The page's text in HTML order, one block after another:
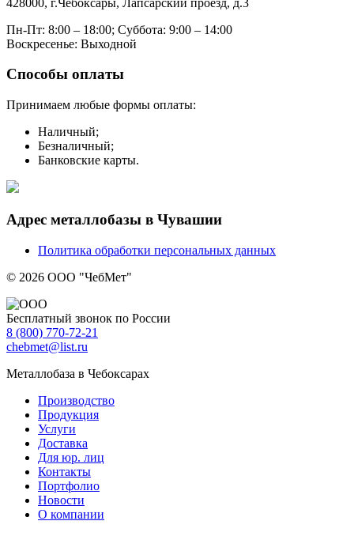
Пн-Пт: 8:00 – 18:00; Суббота: 9:00 – 14:00
Воскресенье: Выходной
Способы оплаты
Принимаем любые формы оплаты:
Наличный;
Безналичный;
Банковские карты.
Адрес металлобазы в Чувашии
Политика обработки персональных данных
© 2026 ООО "ЧебМет"
Бесплатный звонок по России
8 (800) 770-72-21
chebmet@list.ru
Металлобаза в Чебоксарах
Производство
Продукция
Услуги
Доставка
Для юр. лиц
Контакты
Портфолио
Новости
О компании